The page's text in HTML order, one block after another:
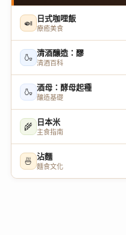
🍛 日式咖哩飯
療癒美食
🍶 清酒釀造：醪
清酒百科
🍶 酒母：酵母起種
釀造基礎
🌾 日本米
主食指南
🍜 沾麵
麵食文化